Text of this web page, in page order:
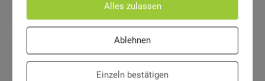
Abmessungen
3,5 kg
Alles zulassen
Ablehnen
Einzeln bestätigen